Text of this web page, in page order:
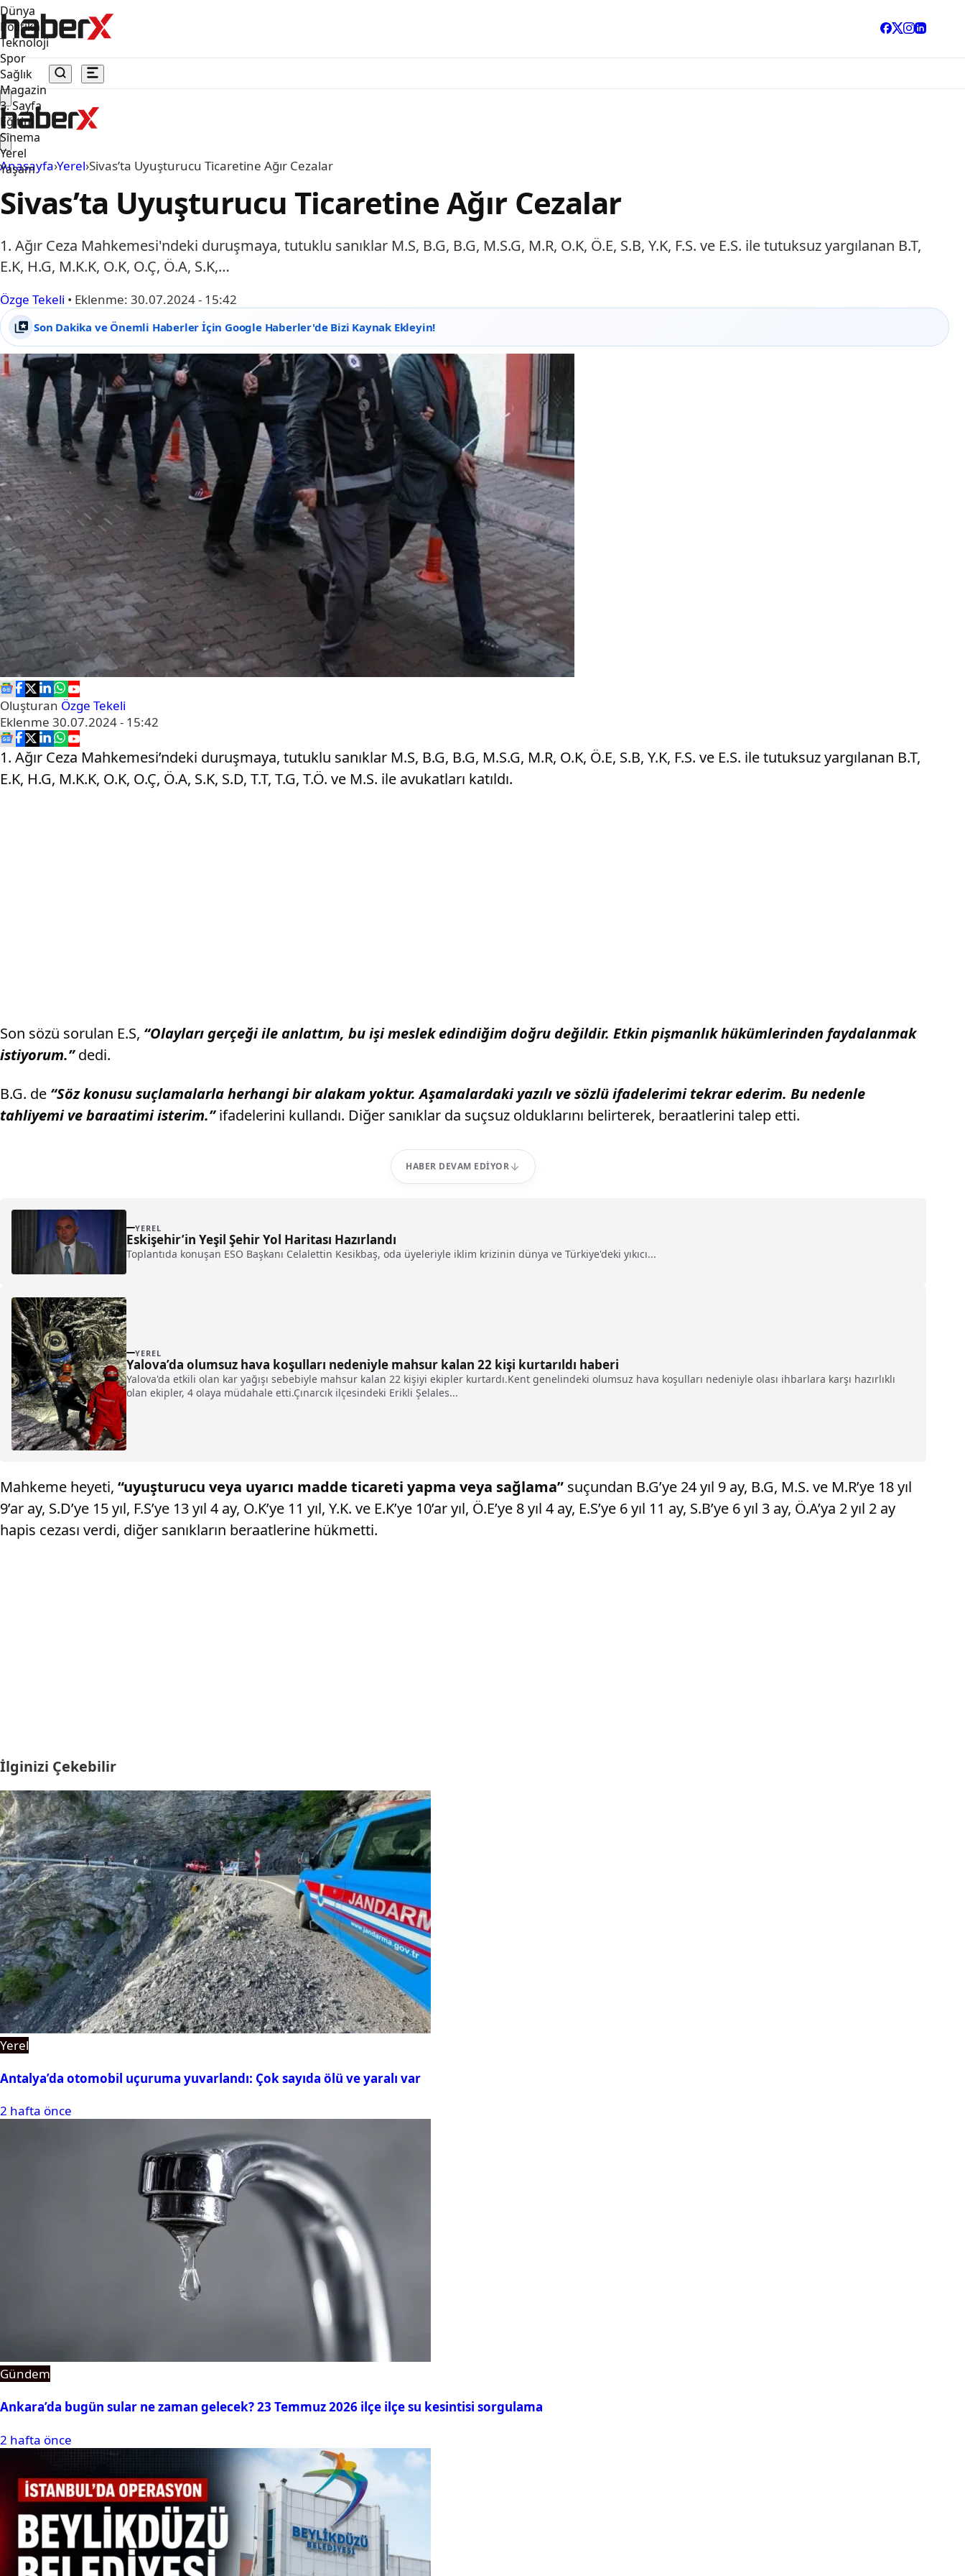
Dünya
Politika
Teknoloji
Spor
Sağlık
Magazin
3. Sayfa
Eğitim
Sinema
Yerel
Yaşam
Anasayfa›Yerel›Sivas’ta Uyuşturucu Ticaretine Ağır Cezalar
Sivas’ta Uyuşturucu Ticaretine Ağır Cezalar
1. Ağır Ceza Mahkemesi'ndeki duruşmaya, tutuklu sanıklar M.S, B.G, B.G, M.S.G, M.R, O.K, Ö.E, S.B, Y.K, F.S. ve E.S. ile tutuksuz yargılanan B.T,
E.K, H.G, M.K.K, O.K, O.Ç, Ö.A, S.K,…
Özge Tekeli • Eklenme: 30.07.2024 - 15:42
Son Dakika ve Önemli Haberler İçin Google Haberler'de Bizi Kaynak Ekleyin!
Oluşturan Özge Tekeli
Eklenme 30.07.2024 - 15:42
1. Ağır Ceza Mahkemesi’ndeki duruşmaya, tutuklu sanıklar M.S, B.G, B.G, M.S.G, M.R, O.K, Ö.E, S.B, Y.K, F.S. ve E.S. ile tutuksuz yargılanan B.T,
E.K, H.G, M.K.K, O.K, O.Ç, Ö.A, S.K, S.D, T.T, T.G, T.Ö. ve M.S. ile avukatları katıldı.
Son sözü sorulan E.S, “Olayları gerçeği ile anlattım, bu işi meslek edindiğim doğru değildir. Etkin pişmanlık hükümlerinden faydalanmak
istiyorum.”dedi.
B.G. de “Söz konusu suçlamalarla herhangi bir alakam yoktur. Aşamalardaki yazılı ve sözlü ifadelerimi tekrar ederim. Bu nedenle
tahliyemi ve baraatimi isterim.”ifadelerini kullandı. Diğer sanıklar da suçsuz olduklarını belirterek, beraatlerini talep etti.
HABER DEVAM EDIYOR
YEREL
Eskişehir’in Yeşil Şehir Yol Haritası Hazırlandı
Toplantıda konuşan ESO Başkanı Celalettin Kesikbaş, oda üyeleriyle iklim krizinin dünya ve Türkiye'deki yıkıcı...
YEREL
Yalova’da olumsuz hava koşulları nedeniyle mahsur kalan 22 kişi kurtarıldı haberi
Yalova'da etkili olan kar yağışı sebebiyle mahsur kalan 22 kişiyi ekipler kurtardı.Kent genelindeki olumsuz hava koşulları nedeniyle olası ihbarlara karşı hazırlıklı
olan ekipler, 4 olaya müdahale etti.Çınarcık ilçesindeki Erikli Şelales...
Mahkeme heyeti, “uyuşturucu veya uyarıcı madde ticareti yapma veya sağlama” suçundan B.G’ye 24 yıl 9 ay, B.G, M.S. ve M.R’ye 18 yıl
9’ar ay, S.D’ye 15 yıl, F.S’ye 13 yıl 4 ay, O.K’ye 11 yıl, Y.K. ve E.K’ye 10’ar yıl, Ö.E’ye 8 yıl 4 ay, E.S’ye 6 yıl 11 ay, S.B’ye 6 yıl 3 ay, Ö.A’ya 2 yıl 2 ay
hapis cezası verdi, diğer sanıkların beraatlerine hükmetti.
İlginizi Çekebilir
Yerel
Antalya’da otomobil uçuruma yuvarlandı: Çok sayıda ölü ve yaralı var
2 hafta önce
Gündem
Ankara’da bugün sular ne zaman gelecek? 23 Temmuz 2026 ilçe ilçe su kesintisi sorgulama
2 hafta önce